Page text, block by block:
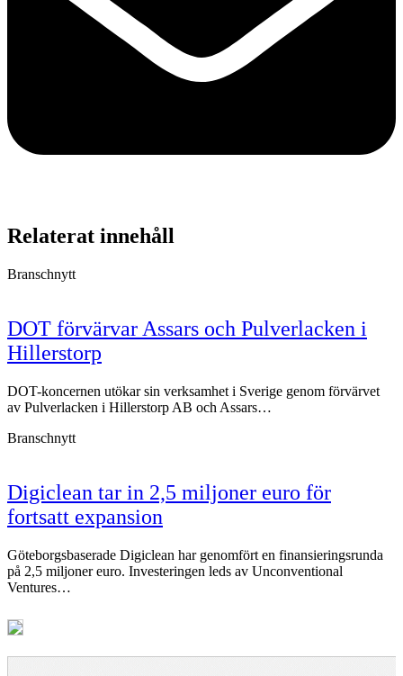
Relaterat innehåll
Branschnytt
DOT förvärvar Assars och Pulverlacken i
Hillerstorp
DOT-koncernen utökar sin verksamhet i Sverige genom förvärvet
av Pulverlacken i Hillerstorp AB och Assars…
Branschnytt
Digiclean tar in 2,5 miljoner euro för
fortsatt expansion
Göteborgsbaserade Digiclean har genomfört en finansieringsrunda
på 2,5 miljoner euro. Investeringen leds av Unconventional
Ventures…